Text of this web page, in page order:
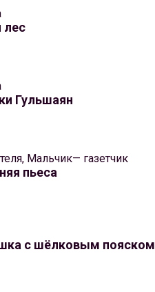
лес
Гульшаян
Мальчик— газетчик
пьеса
с шёлковым пояском